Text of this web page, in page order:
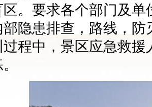
区。要求各个部门及
部隐患排查，路线，
过程中，景区应急救